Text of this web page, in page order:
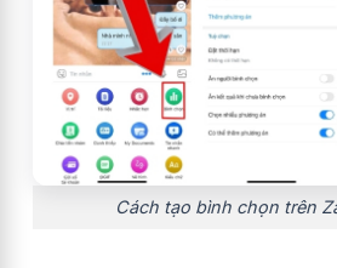
Cách tạo bình chọn trên